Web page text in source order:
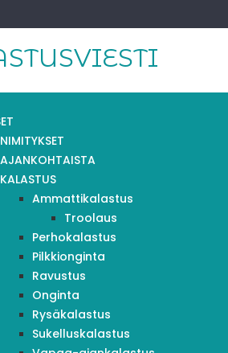
NIMITYKSET
AJANKOHTAISTA
KALASTUS
Ammattikalastus
Troolaus
Perhokalastus
Pilkkionginta
Ravustus
Onginta
Rysäkalastus
Sukelluskalastus